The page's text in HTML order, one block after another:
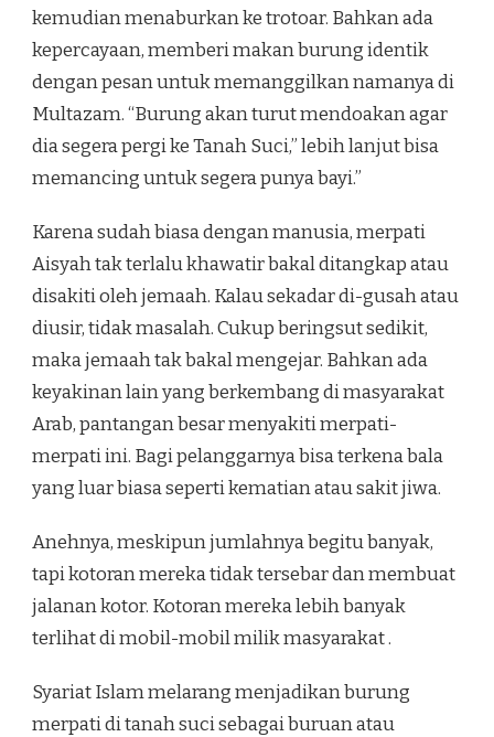
kemudian menaburkan ke trotoar. Bahkan ada
kepercayaan, memberi makan burung identik
dengan pesan untuk memanggilkan namanya di
Multazam. “Burung akan turut mendoakan agar
dia segera pergi ke Tanah Suci,” lebih lanjut bisa
memancing untuk segera punya bayi.”
Karena sudah biasa dengan manusia, merpati
Aisyah tak terlalu khawatir bakal ditangkap atau
disakiti oleh jemaah. Kalau sekadar di-gusah atau
diusir, tidak masalah. Cukup beringsut sedikit,
maka jemaah tak bakal mengejar. Bahkan ada
keyakinan lain yang berkembang di masyarakat
Arab, pantangan besar menyakiti merpati-
merpati ini. Bagi pelanggarnya bisa terkena bala
yang luar biasa seperti kematian atau sakit jiwa.
Anehnya, meskipun jumlahnya begitu banyak,
tapi kotoran mereka tidak tersebar dan membuat
jalanan kotor. Kotoran mereka lebih banyak
terlihat di mobil-mobil milik masyarakat .
Syariat Islam melarang menjadikan burung
merpati di tanah suci sebagai buruan atau